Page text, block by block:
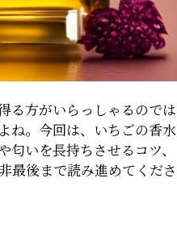
る方がいらっしゃるのでは
ね。今回は、いちごの香水
いを長持ちさせるコツ、
最後まで読み進めてくださ